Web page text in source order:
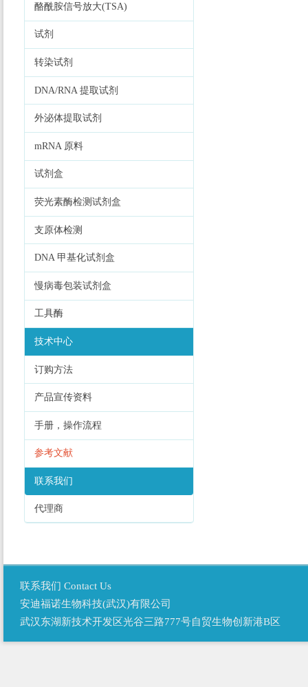
酪酰胺信号放大(TSA)
试剂
转染试剂
DNA/RNA 提取试剂
外泌体提取试剂
mRNA 原料
试剂盒
荧光素酶检测试剂盒
支原体检测
DNA 甲基化试剂盒
慢病毒包装试剂盒
工具酶
技术中心
订购方法
产品宣传资料
手册，操作流程
参考文献
联系我们
代理商
联系我们 Contact Us
安迪福诺生物科技(武汉)有限公司
武汉东湖新技术开发区光谷三路777号自贸生物创新港B区